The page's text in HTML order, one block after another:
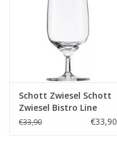
Schott Zwiesel Schott
Zwiesel Bistro Line
Champagneglas met
€33,90 €33,90